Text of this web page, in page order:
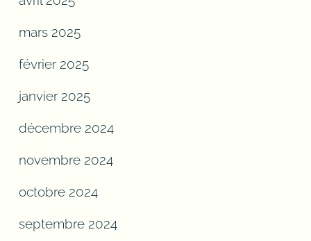
mars 2025
février 2025
janvier 2025
décembre 2024
novembre 2024
octobre 2024
septembre 2024